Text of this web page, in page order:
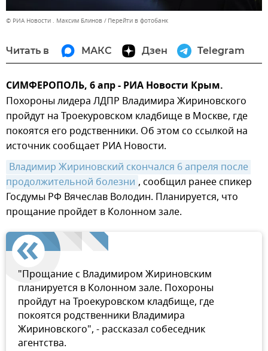
© РИА Новости . Максим Блинов Перейти в фотобанк
Читать в МАКС Дзен Telegram
СИМФЕРОПОЛЬ, 6 апр - РИА Новости Крым.
Похороны лидера ЛДПР Владимира Жириновского
пройдут на Троекуровском кладбище в Москве, где
покоятся его родственники. Об этом со ссылкой на
источник сообщает РИА Новости.
Владимир Жириновский скончался 6 апреля после
продолжительной болезни , сообщил ранее спикер
Госдумы РФ Вячеслав Володин. Планируется, что
прощание пройдет в Колонном зале.
"Прощание с Владимиром Жириновским
планируется в Колонном зале. Похороны
пройдут на Троекуровском кладбище, где
покоятся родственники Владимира
Жириновского", - рассказал собеседник
агентства.